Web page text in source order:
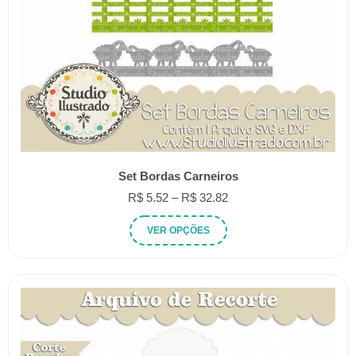
Set Bordas Carneiros
R$ 5.52 – R$ 32.82Faixa
através
R$ 32.82
VER OPÇÕES
produto
tem
várias
variantes.
As
opções